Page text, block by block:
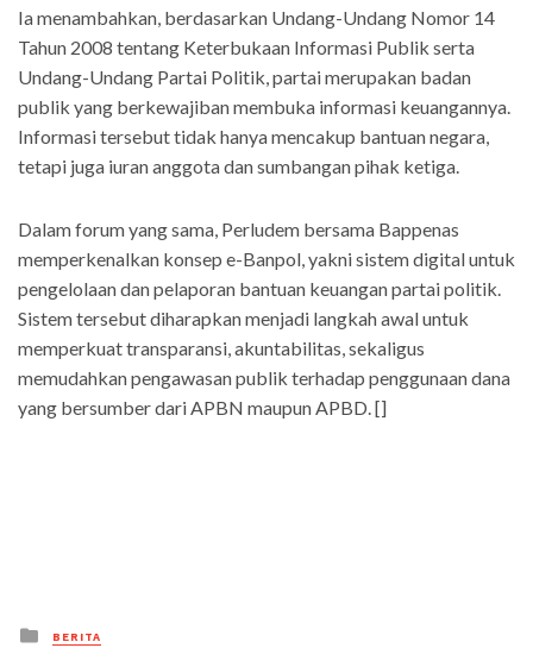
Ia menambahkan, berdasarkan Undang-Undang Nomor 14
Tahun 2008 tentang Keterbukaan Informasi Publik serta
Undang-Undang Partai Politik, partai merupakan badan
publik yang berkewajiban membuka informasi keuangannya.
Informasi tersebut tidak hanya mencakup bantuan negara,
tetapi juga iuran anggota dan sumbangan pihak ketiga.
Dalam forum yang sama, Perludem bersama Bappenas
memperkenalkan konsep e-Banpol, yakni sistem digital untuk
pengelolaan dan pelaporan bantuan keuangan partai politik.
Sistem tersebut diharapkan menjadi langkah awal untuk
memperkuat transparansi, akuntabilitas, sekaligus
memudahkan pengawasan publik terhadap penggunaan dana
yang bersumber dari APBN maupun APBD. []
Posted
in
BERITA